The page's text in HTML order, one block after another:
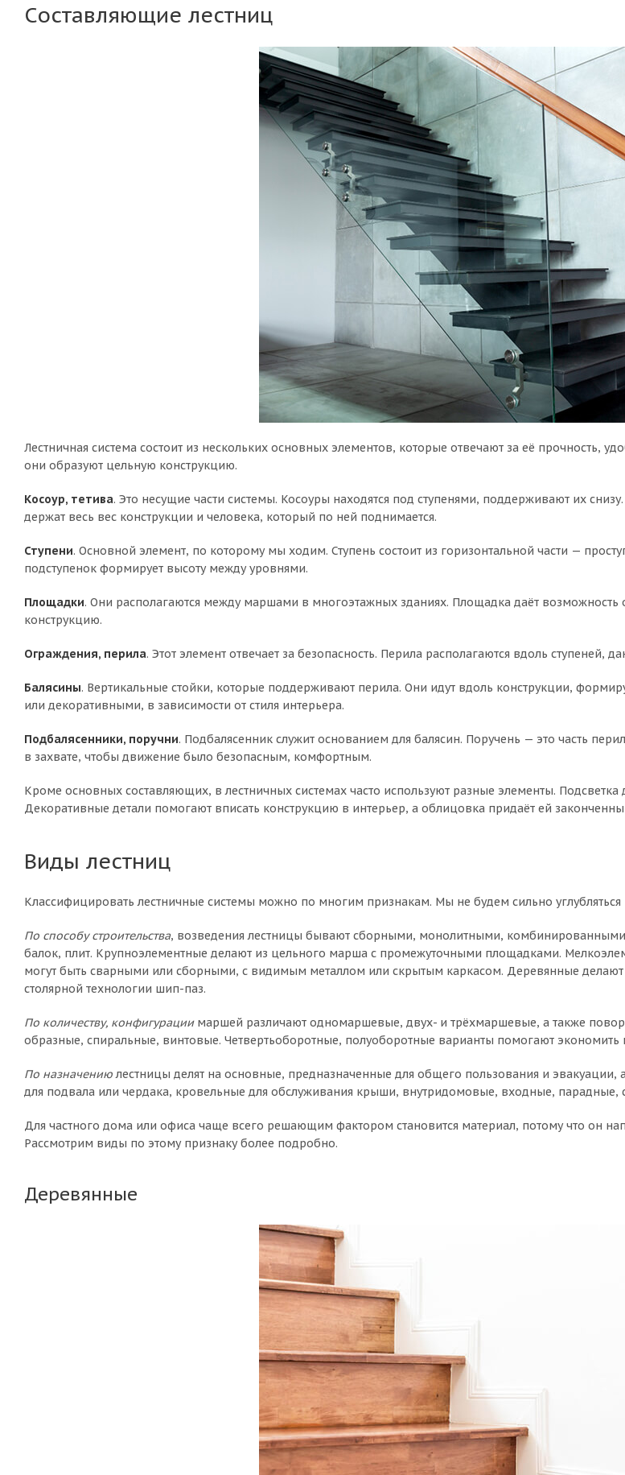
Составляющие лестниц
Лестничная система состоит из нескольких основных элементов, которые отвечают за её
они образуют цельную конструкцию.
Косоур, тетива. Это несущие части системы. Косоуры находятся под ступенями, поддерживают их
держат весь вес конструкции и человека, который по ней поднимается.
Ступени. Основной элемент, по которому мы ходим. Ступень состоит из горизонтальной части —
подступенок формирует высоту между уровнями.
Площадки. Они располагаются между маршами в многоэтажных зданиях. Площадка даёт возможность
конструкцию.
Ограждения, перила. Этот элемент отвечает за безопасность. Перила располагаются вдоль
Балясины. Вертикальные стойки, которые поддерживают перила. Они идут вдоль конструкции,
или декоративными, в зависимости от стиля интерьера.
Подбалясенники, поручни. Подбалясенник служит основанием для балясин. Поручень — это часть
в захвате, чтобы движение было безопасным, комфортным.
Кроме основных составляющих, в лестничных системах часто используют разные элементы.
Декоративные детали помогают вписать конструкцию в интерьер, а облицовка придаёт ей
Виды лестниц
Классифицировать лестничные системы можно по многим признакам. Мы не будем сильно
По способу строительства, возведения лестницы бывают сборными, монолитными,
балок, плит. Крупноэлементные делают из цельного марша с промежуточными площадками.
могут быть сварными или сборными, с видимым металлом или скрытым каркасом. Деревянные делают
столярной технологии шип-паз.
По количеству, конфигурациимаршей различают одномаршевые, двух- и трёхмаршевые, а также
образные, спиральные, винтовые. Четвертьоборотные, полуоборотные варианты помогают экономить
По назначениюлестницы делят на основные, предназначенные для общего пользования и
для подвала или чердака, кровельные для обслуживания крыши, внутридомовые, входные,
Для частного дома или офиса чаще всего решающим фактором становится материал, потому что он
Рассмотрим виды по этому признаку более подробно.
Деревянные